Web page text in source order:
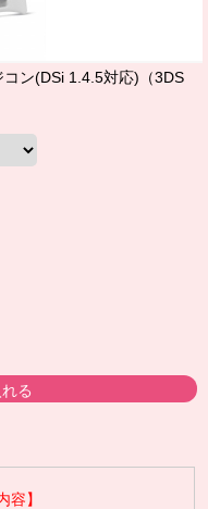
ン(DSi 1.4.5対応)（3DS
容】